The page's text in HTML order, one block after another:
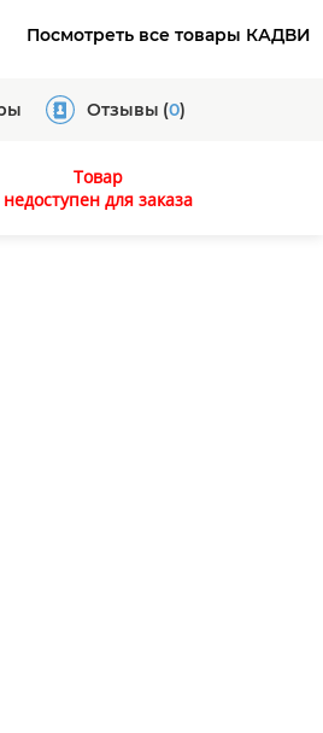
Посмотреть все товары КАДВИ
Отзывы (0)
Товар
недоступен для заказа